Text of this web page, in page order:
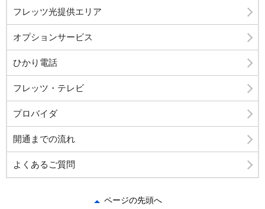
フレッツ光提供エリア
オプションサービス
ひかり電話
フレッツ・テレビ
プロバイダ
開通までの流れ
よくあるご質問
ページの先頭へ